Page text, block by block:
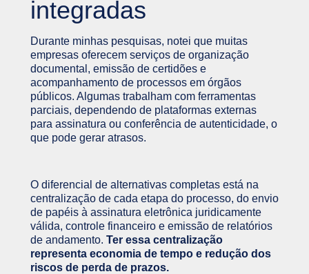
integradas
Durante minhas pesquisas, notei que muitas
empresas oferecem serviços de organização
documental, emissão de certidões e
acompanhamento de processos em órgãos
públicos. Algumas trabalham com ferramentas
parciais, dependendo de plataformas externas
para assinatura ou conferência de autenticidade, o
que pode gerar atrasos.
O diferencial de alternativas completas está na
centralização de cada etapa do processo, do envio
de papéis à assinatura eletrônica juridicamente
válida, controle financeiro e emissão de relatórios
de andamento. Ter essa centralização
representa economia de tempo e redução dos
riscos de perda de prazos.